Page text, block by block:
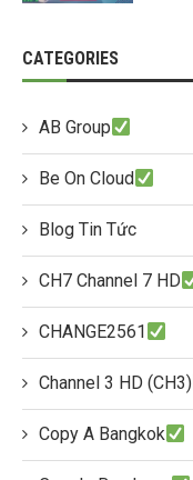
CATEGORIES
AB Group
Be On Cloud
Blog Tin Tức
CH7 Channel 7 HD
CHANGE2561
Channel 3 HD (CH3)
Copy A Bangkok